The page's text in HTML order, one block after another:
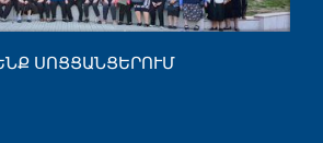
ՍՈՑՑԱՆՑԵՐՈՒՄ